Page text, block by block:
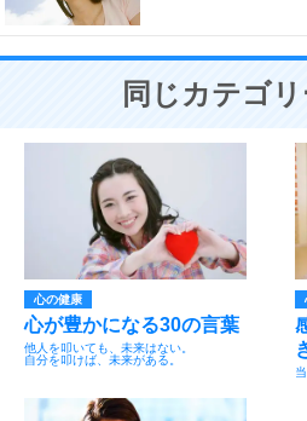
同じカテゴ
心の健康
心が豊かになる30の言葉
他人を叩いても、未来はない。
自分を叩けば、未来がある。